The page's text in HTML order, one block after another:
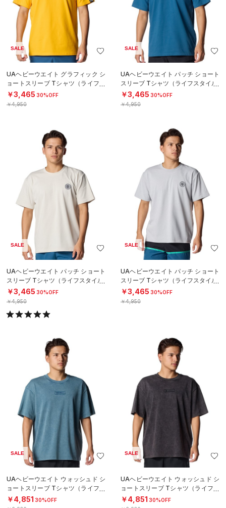
SALE
UAヘビーウエイト グラフィック シ
ョートスリーブ Tシャツ（ライフス
タイル/MEN）
￥3,465 30%OFF
￥4,950
SALE
UAヘビーウエイト パッチ ショート
スリーブ Tシャツ（ライフスタイル/
MEN）
￥3,465 30%OFF
￥4,950
SALE
UAヘビーウエイト パッチ ショート
スリーブ Tシャツ（ライフスタイル/
MEN）
￥3,465 30%OFF
￥4,950
SALE
UAヘビーウエイト パッチ ショート
スリーブ Tシャツ（ライフスタイル/
MEN）
￥3,465 30%OFF
￥4,950
SALE
UAヘビーウエイト ウォッシュド シ
ョートスリーブ Tシャツ（ライフス
タイル/MEN）
￥4,851 30%OFF
SALE
UAヘビーウエイト ウォッシュド シ
ョートスリーブ Tシャツ（ライフス
タイル/MEN）
￥4,851 30%OFF